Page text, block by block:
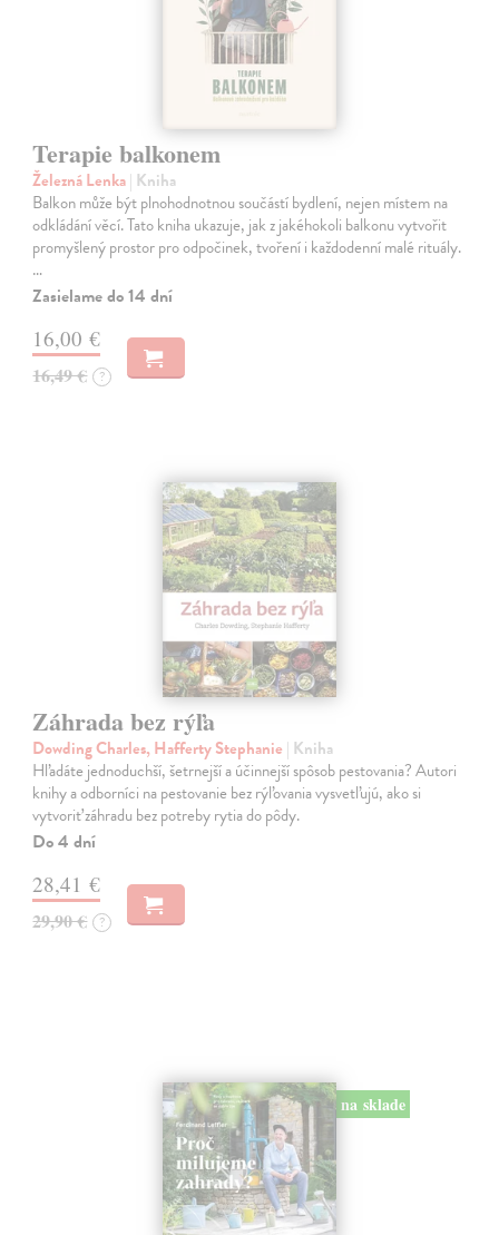
Terapie balkonem
Železná Lenka| Kniha
Balkon může být plnohodnotnou součástí bydlení, nejen místem na
odkládání věcí. Tato kniha ukazuje, jak z jakéhokoli balkonu vytvořit
promyšlený prostor pro odpočinek, tvoření i každodenní malé rituály.
…
Zasielame do 14 dní
16,00 €
16,49 € ?
Záhrada bez rýľa
Dowding Charles, Hafferty Stephanie | Kniha
Hľadáte jednoduchší, šetrnejší a účinnejší spôsob pestovania? Autori
knihy a odborníci na pestovanie bez rýľovania vysvetľujú, ako si
vytvoriť záhradu bez potreby rytia do pôdy.
Do 4 dní
28,41 €
29,90 € ?
na sklade